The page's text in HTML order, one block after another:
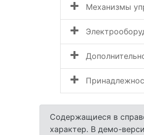
Механизмы
Содержащиеся в
характер. В демо-